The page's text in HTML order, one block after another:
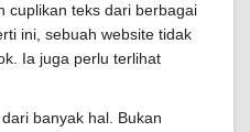
cuplikan teks dari berbagai
ini, sebuah website tidak
Ia juga perlu terlihat
banyak hal. Bukan